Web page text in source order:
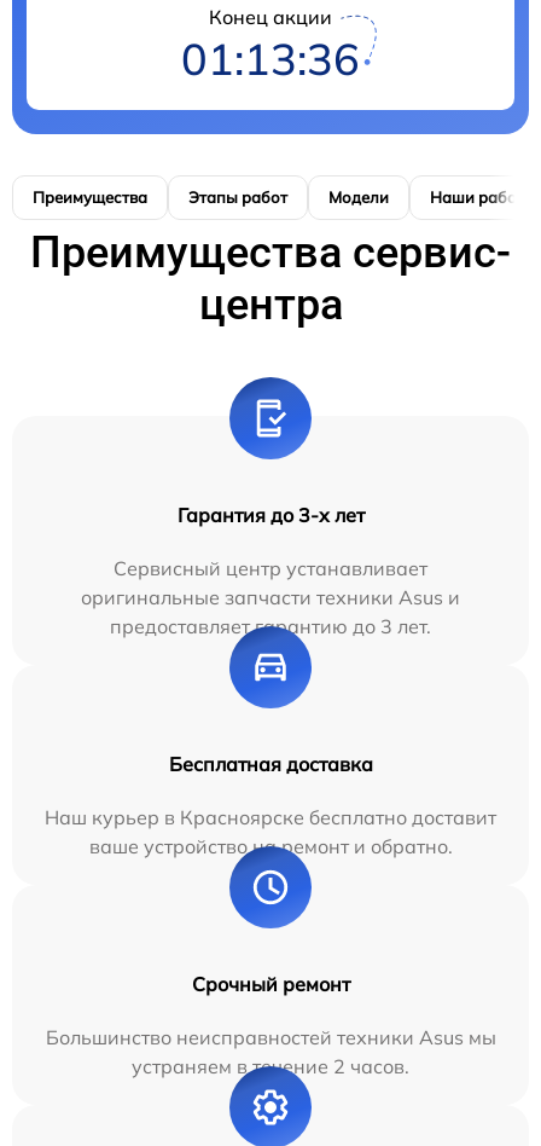
Конец акции
01:13:35
Преимущества Этапы работ Модели Наши работы
Преимущества сервис-
центра
Гарантия до 3-х лет
Сервисный центр устанавливает
оригинальные запчасти техники Asus и
предоставляет гарантию до 3 лет.
Бесплатная доставка
Наш курьер в Красноярске бесплатно доставит
ваше устройство на ремонт и обратно.
Срочный ремонт
Большинство неисправностей техники Asus мы
устраняем в течение 2 часов.